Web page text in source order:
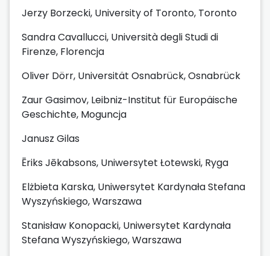
Jerzy Borzecki, University of Toronto, Toronto
Sandra Cavallucci, Università degli Studi di
Firenze, Florencja
Oliver Dörr, Universität Osnabrück, Osnabrück
Zaur Gasimov, Leibniz-Institut für Europäische
Geschichte, Moguncja
Janusz Gilas
Ēriks Jēkabsons, Uniwersytet Łotewski, Ryga
Elżbieta Karska, Uniwersytet Kardynała Stefana
Wyszyńskiego, Warszawa
Stanisław Konopacki, Uniwersytet Kardynała
Stefana Wyszyńskiego, Warszawa